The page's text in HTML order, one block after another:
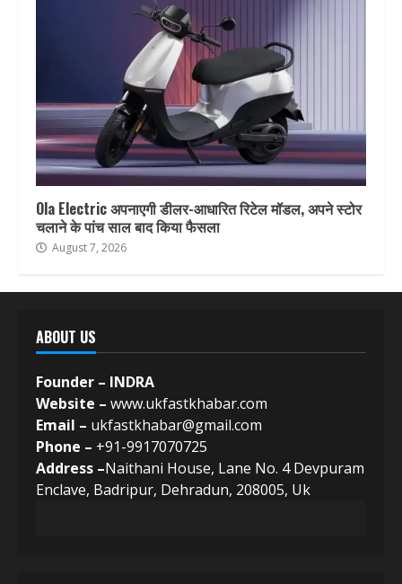
Ola Electric अपनाएगी डीलर-आधारित रिटेल मॉडल, अपने स्टोर
चलाने के पांच साल बाद किया फैसला
August 7, 2026
ABOUT US
Founder – INDRA
Website – www.ukfastkhabar.com
Email – ukfastkhabar@gmail.com
Phone – +91-9917070725
Address –Naithani House, Lane No. 4 Devpuram
Enclave, Badripur, Dehradun, 208005, Uk